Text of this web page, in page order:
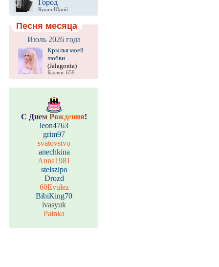
Город
Кукин Юрий
Песня месяца
Июль 2026 года
Крылья моей
любви
(Jalagonia)
Баллов: 659
С Днем Рождения!
leon4763
grim97
svatovstvo
anechkina
Anna1981
stelszipo
Drozd
60Evulez
BibiKing70
ivasyuk
Painka